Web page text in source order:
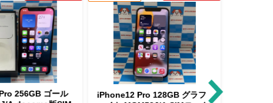
iPhone12 Pro 128GB グラフ
iPhone12 Pro 128GB パシフ